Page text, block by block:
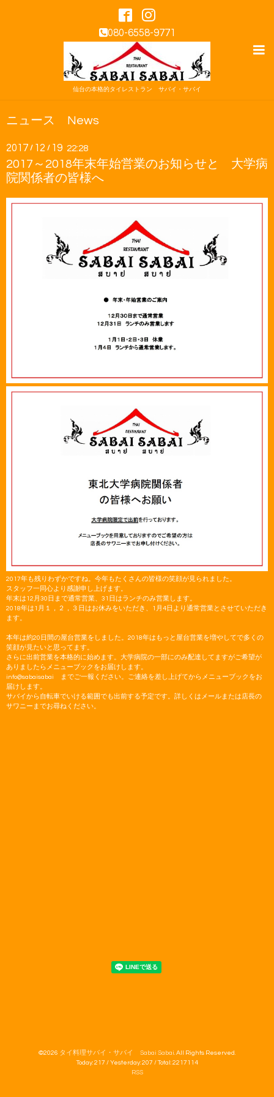
080-6558-9771
仙台の本格的タイレストラン サバイ・サバイ
ニュース News
2017 / 12 / 19 22:28
2017～2018年末年始営業のお知らせと 大学病
院関係者の皆様へ
2017年も残りわずかですね。今年もたくさんの皆様の笑顔が見られました。
スタッフ一同心より感謝申し上げます。
年末は12月30日まで通常営業、31日はランチのみ営業します。
2018年は1月１，２，３日はお休みをいただき、1月4日より通常営業とさせていただき
ます。
本年は約20日間の屋台営業をしました。2018年はもっと屋台営業を増やしてで多くの
笑顔が見たいと思ってます。
さらに出前営業を本格的に始めます。大学病院の一部にのみ配達してますがご希望が
ありましたらメニューブックをお届けします。
info@sabaisabai までご一報ください。ご連絡を差し上げてからメニューブックをお
届けします。
サバイから自転車でいける範囲でも出前する予定です。詳しくはメールまたは店長の
サワニーまでお尋ねください。
©2026 タイ料理サバイ・サバイ Sabai Sabai . All Rights Reserved.
Today:217 / Yesterday:207 / Total:2217114
RSS